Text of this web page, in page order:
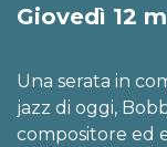
Giovedì 12
Una serata in
jazz di oggi,
compositore ed